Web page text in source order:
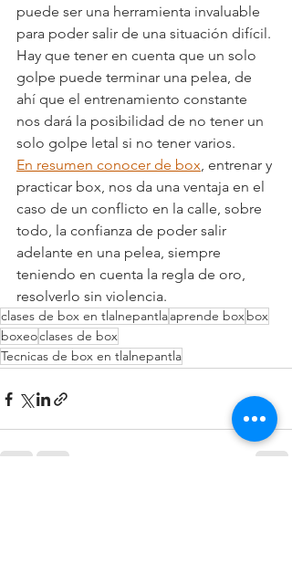
puede ser una herramienta invaluable
para poder salir de una situación difícil.
Hay que tener en cuenta que un solo
golpe puede terminar una pelea, de
ahí que el entrenamiento constante
nos dará la posibilidad de no tener un
solo golpe letal si no tener varios.
En resumen conocer de box, entrenar y
practicar box, nos da una ventaja en el
caso de un conflicto en la calle, sobre
todo, la confianza de poder salir
adelante en una pelea, siempre
teniendo en cuenta la regla de oro,
resolverlo sin violencia.
clases de box en tlalnepantlaaprende boxbox
boxeoclases de box
Tecnicas de box en tlalnepantla